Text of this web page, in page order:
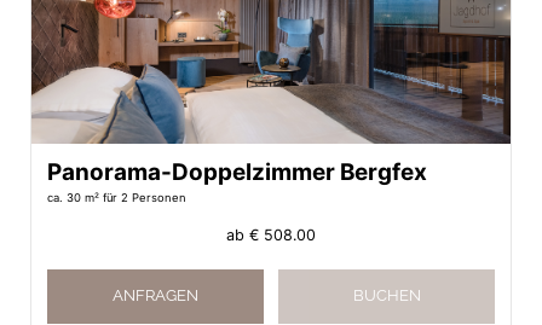
Panorama-Doppelzimmer Bergfex
ca. 30 m² für 2 Personen
ab € 508.00
ANFRAGEN BUCHEN